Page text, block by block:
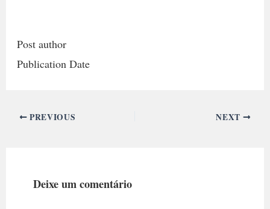
Post author
Publication Date
PREVIOUS NEXT
Deixe um comentário